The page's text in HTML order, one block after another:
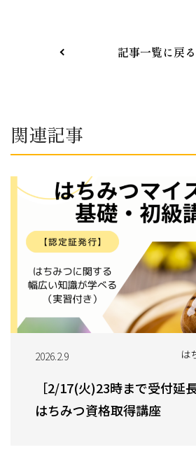
記事一覧に戻る
関連記事
2026.2.9 は
［2/17(火)23時まで受付延
はちみつ資格取得講座